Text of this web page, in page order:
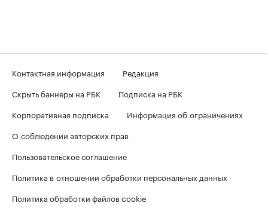
Контактная информация
Редакция
Скрыть баннеры на РБК
Подписка на РБК
Корпоративная подписка
Информация об ограничениях
О соблюдении авторских прав
Пользовательское соглашение
Политика в отношении обработки персональных данных
Политика обработки файлов cookie